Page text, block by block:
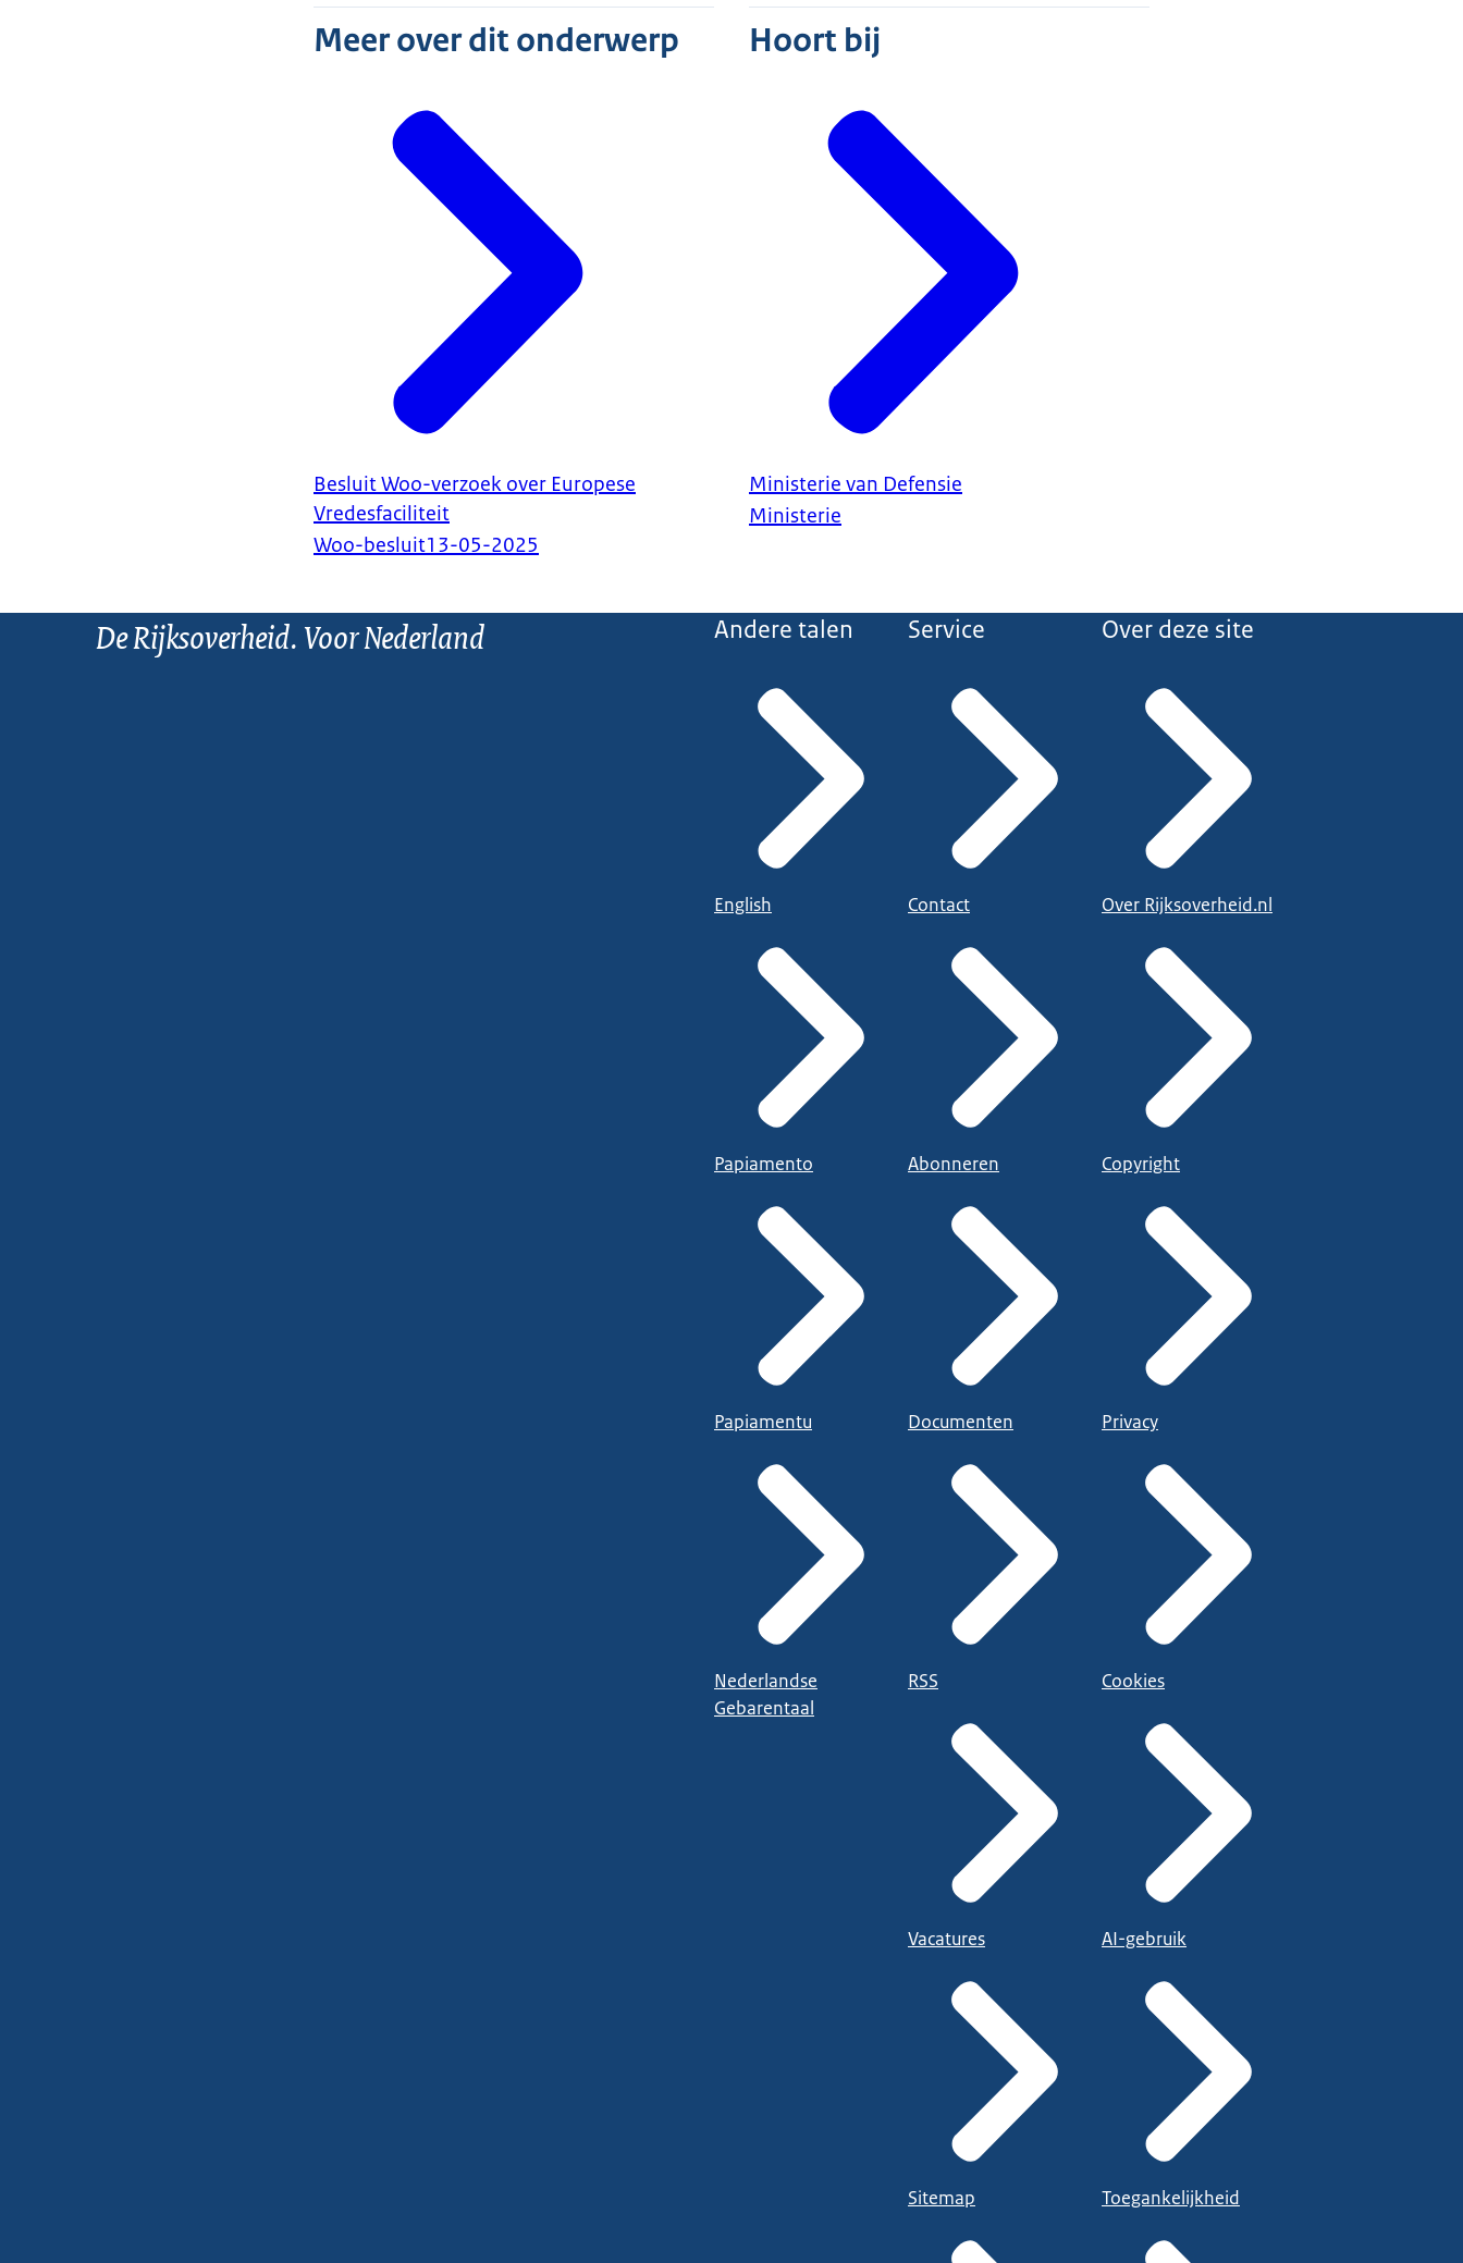
Meer over dit onderwerp
Besluit Woo-verzoek over Europese
Vredesfaciliteit
Woo-besluit13-05-2025
Hoort bij
Ministerie van Defensie
Ministerie
De Rijksoverheid. Voor Nederland Andere talen
English
Papiamento
Papiamentu
Nederlandse
Gebarentaal
Service
Contact
Abonneren
Documenten
RSS
Vacatures
Sitemap
Over deze site
Over Rijksoverheid.nl
Copyright
Privacy
Cookies
AI-gebruik
Toegankelijkheid